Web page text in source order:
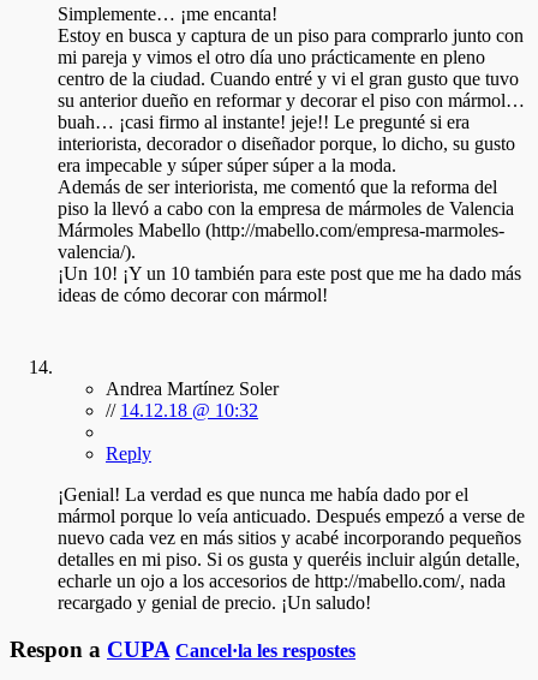
Simplemente… ¡me encanta!
Estoy en busca y captura de un piso para comprarlo junto con
mi pareja y vimos el otro día uno prácticamente en pleno
centro de la ciudad. Cuando entré y vi el gran gusto que tuvo
su anterior dueño en reformar y decorar el piso con mármol…
buah… ¡casi firmo al instante! jeje!! Le pregunté si era
interiorista, decorador o diseñador porque, lo dicho, su gusto
era impecable y súper súper súper a la moda.
Además de ser interiorista, me comentó que la reforma del
piso la llevó a cabo con la empresa de mármoles de Valencia
Mármoles Mabello (http://mabello.com/empresa-marmoles-
valencia/).
¡Un 10! ¡Y un 10 también para este post que me ha dado más
ideas de cómo decorar con mármol!
Andrea Martínez Soler
// 14.12.18 @ 10:32
Reply
¡Genial! La verdad es que nunca me había dado por el
mármol porque lo veía anticuado. Después empezó a verse de
nuevo cada vez en más sitios y acabé incorporando pequeños
detalles en mi piso. Si os gusta y queréis incluir algún detalle,
echarle un ojo a los accesorios de http://mabello.com/, nada
recargado y genial de precio. ¡Un saludo!
Respon a CUPA Cancel·la les respostes